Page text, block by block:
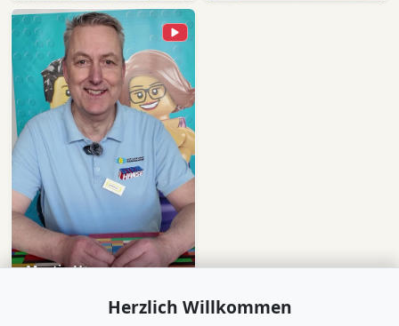
Martin Horn aus
Herr der SteineHerzlich Willkommen